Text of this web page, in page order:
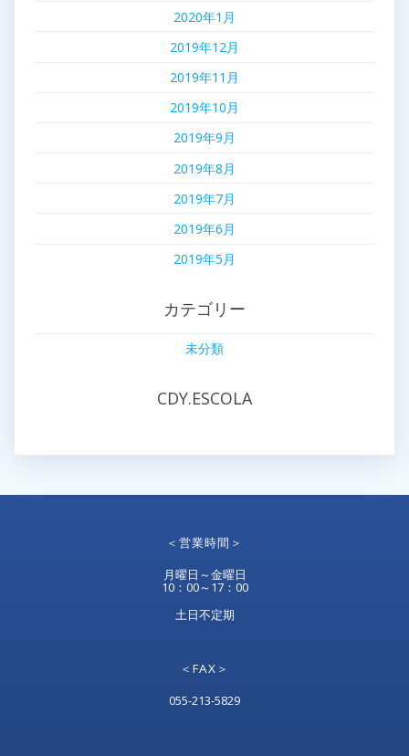
2020年1月
2019年12月
2019年11月
2019年10月
2019年9月
2019年8月
2019年7月
2019年6月
2019年5月
カテゴリー
未分類
CDY.ESCOLA
＜営業時間＞
月曜日～金曜日
10：00～17：00
土日不定期
＜FAX＞
055-213-5829